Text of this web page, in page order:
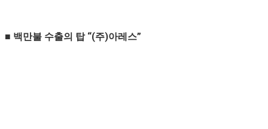
■ 백만불 수출의 탑 “(주)아레스”